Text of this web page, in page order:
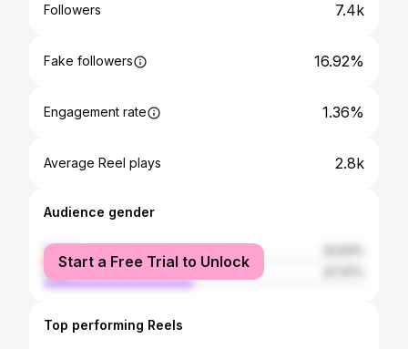
Followers 7.4k
Fake followers 16.92%
Engagement rate 1.36%
Average Reel plays 2.8k
Audience gender
female
male
Start a Free Trial to Unlock
Top performing Reels